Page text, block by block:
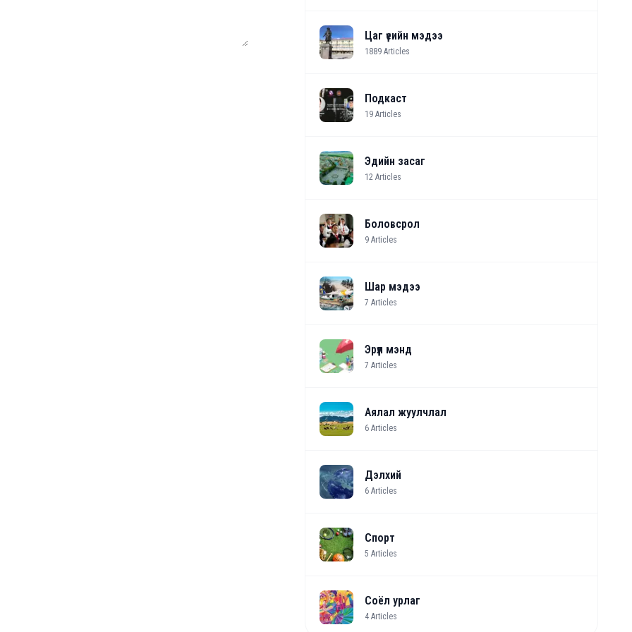
Цаг үеийн мэдээ
1889 Articles
Подкаст
19 Articles
Эдийн засаг
12 Articles
Боловсрол
9 Articles
Шар мэдээ
7 Articles
Эрүүл мэнд
7 Articles
Аялал жуулчлал
6 Articles
Дэлхий
6 Articles
Спорт
5 Articles
Соёл урлаг
4 Articles